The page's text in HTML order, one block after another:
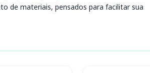
de materiais, pensados para facilitar sua